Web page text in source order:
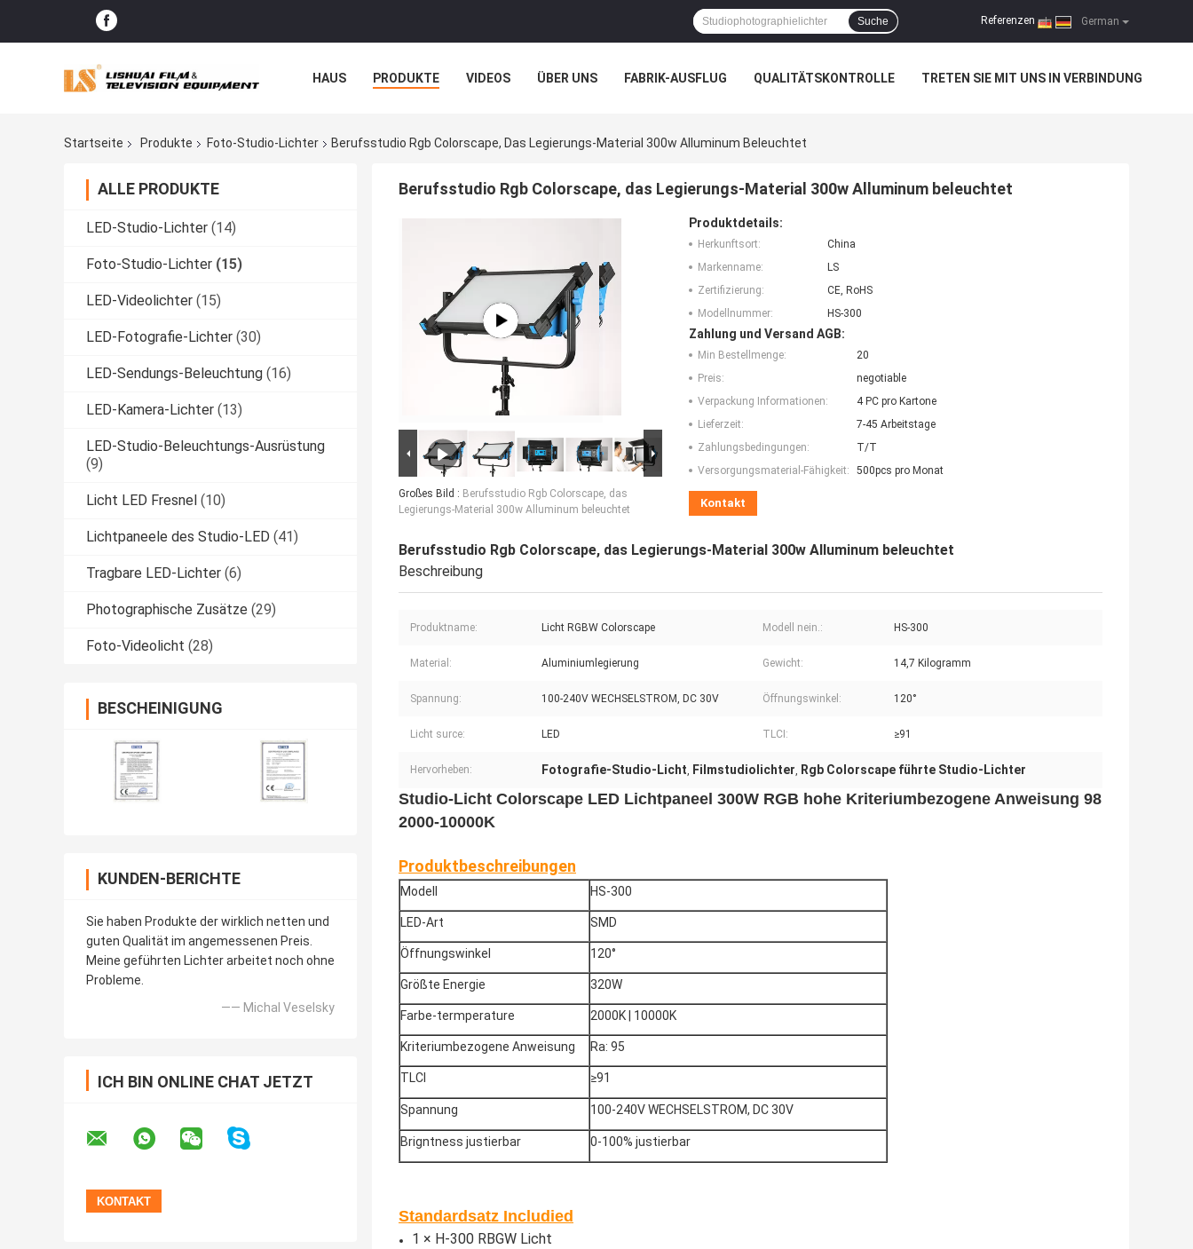
German
Referenzen |
Suche
HAUS PRODUKTE VIDEOS ÜBER UNS FABRIK-AUSFLUG QUALITÄTSKONTROLLE TRETEN SIE MIT UNS IN VERBINDUNG
Startseite
Produkte Foto-Studio-Lichter Berufsstudio Rgb Colorscape, Das Legierungs-Material 300w Alluminum Beleuchtet
ALLE PRODUKTE
LED-Studio-Lichter (14)
Foto-Studio-Lichter (15)
LED-Videolichter (15)
LED-Fotografie-Lichter (30)
LED-Sendungs-Beleuchtung (16)
LED-Kamera-Lichter (13)
LED-Studio-Beleuchtungs-Ausrüstung
(9)
Licht LED Fresnel (10)
Lichtpaneele des Studio-LED (41)
Tragbare LED-Lichter (6)
Photographische Zusätze (29)
Foto-Videolicht (28)
BESCHEINIGUNG
KUNDEN-BERICHTE
Sie haben Produkte der wirklich netten und
guten Qualität im angemessenen Preis.
Meine geführten Lichter arbeitet noch ohne
Probleme.
—— Michal Veselsky
ICH BIN ONLINE CHAT JETZT
Berufsstudio Rgb Colorscape, das Legierungs-Material 300w Alluminum beleuchtet
Großes Bild : Berufsstudio Rgb Colorscape, das
Legierungs-Material 300w Alluminum beleuchtet
Produktdetails:
Herkunftsort:
China
Markenname:
LS
Zertifizierung:
CE, RoHS
Modellnummer:
HS-300
Zahlung und Versand AGB:
Min Bestellmenge:
20
Preis:
negotiable
Verpackung Informationen:
4 PC pro Kartone
Lieferzeit:
7-45 Arbeitstage
Zahlungsbedingungen:
T/T
Versorgungsmaterial-Fähigkeit:
500pcs pro Monat
Kontakt
Berufsstudio Rgb Colorscape, das Legierungs-Material 300w Alluminum beleuchtet
Beschreibung
Produktname: Licht RGBW Colorscape Modell nein.: HS-300
Material: Aluminiumlegierung Gewicht: 14,7 Kilogramm
Spannung: 100-240V WECHSELSTROM, DC 30V Öffnungswinkel: 120°
Licht surce: LED TLCI: ≥91
Hervorheben: Fotografie-Studio-Licht, Filmstudiolichter, Rgb Colorscape führte Studio-Lichter
Studio-Licht Colorscape LED Lichtpaneel 300W RGB hohe Kriteriumbezogene Anweisung 98
2000-10000K
Produktbeschreibungen
Modell HS-300
LED-Art SMD
Öffnungswinkel 120°
Größte Energie 320W
Farbe-termperature 2000K | 10000K
Kriteriumbezogene Anweisung Ra: 95
TLCI ≥91
Spannung 100-240V WECHSELSTROM, DC 30V
Brigntness justierbar 0-100% justierbar
Standardsatz Includied
1 × H-300 RBGW Licht